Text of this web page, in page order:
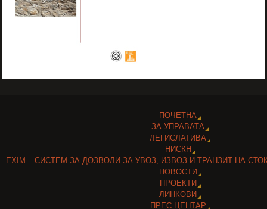
ПОЧЕТНА
ЗА УПРАВАТА
ЛЕГИСЛАТИВА
НИСКН
EXIM – СИСТЕМ ЗА ДОЗВОЛИ ЗА УВОЗ, ИЗВОЗ И ТРАНЗИТ НА
НОВОСТИ
ПРОЕКТИ
ЛИНКОВИ
ПРЕС ЦЕНТАР